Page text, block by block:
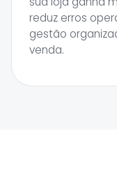
reduz erros
gestão
venda.